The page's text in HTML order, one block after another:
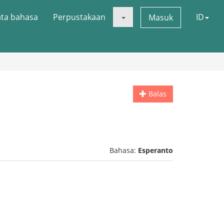
bahasa Perpustakaan Masuk ID
Balas
Bahasa: Esperanto